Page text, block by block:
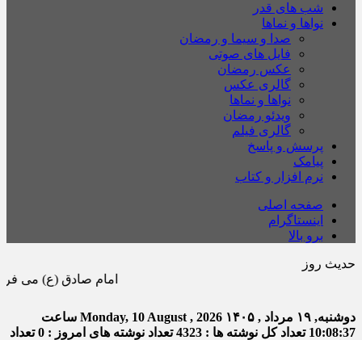
شب های قدر
نواها و نماها
صدا و سیما و رمضان
فایل های صوتی
عکس رمضان
گالری عکس
نواها و نماها
ویدئو رمضان
گالری فیلم
پرسش و پاسخ
پیامک
نرم افزار و کتاب
صفحه اصلی
اینستاگرام
برو بالا
حدیث روز
امام صادق (ع) می فرماید :
دوشنبه, ۱۹ مرداد , ۱۴۰۵ Monday, 10 August , 2026 ساعت
10:08:37 تعداد کل نوشته ها : 4323 تعداد نوشته های امروز : 0
تعداد